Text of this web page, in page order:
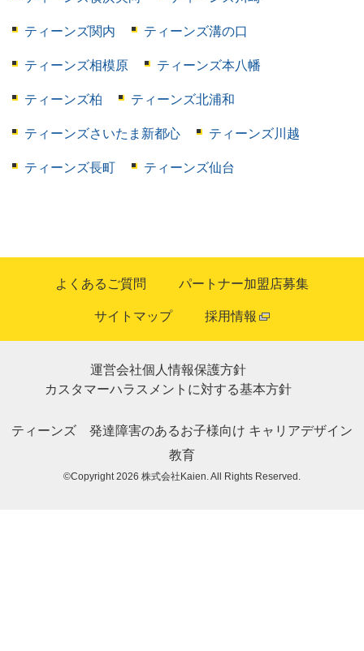
ティーンズ関内 ティーンズ溝の口
ティーンズ相模原 ティーンズ本八幡
ティーンズ柏 ティーンズ北浦和
ティーンズさいたま新都心 ティーンズ川越
ティーンズ長町 ティーンズ仙台
よくあるご質問 パートナー加盟店募集
サイトマップ 採用情報
運営会社個人情報保護方針
カスタマーハラスメントに対する基本方針
ティーンズ 発達障害のあるお子様向け キャリアデザイン
教育
©Copyright 2026 株式会社Kaien . All Rights Reserved.